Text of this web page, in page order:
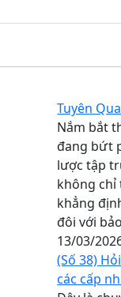
Tuyên
Nắm bắt
đang bứt
lược tập
không chỉ
khẳng
đôi với
13/03/
(Số 38)
các cấp